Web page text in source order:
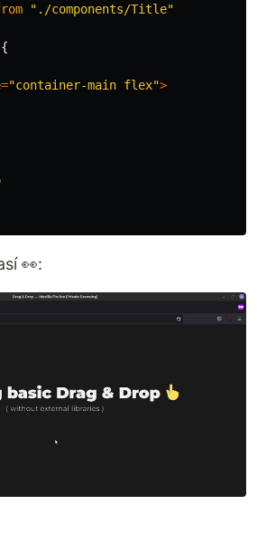
" ./components/Title"
{
="container-main flex">
👀: